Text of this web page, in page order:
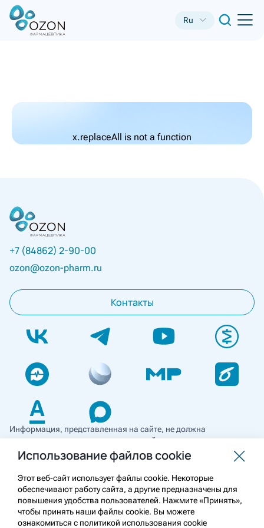
Ru
x.replaceAll is not a function
+7 (84862) 2-90-00
ozon@ozon-pharm.ru
Контакты
Информация, представленная на сайте, не должна
использоваться для самостоятельной диагностики и лечения
и не может служить заменой очной консультации врача. Перед
применением необходимо ознакомиться
с противопоказаниями препарата. Информация
о лекарственных средствах рецептурного отпуска
предназначена для медицинских и фармацевтических
работников.
Использование файлов cookie
Этот веб-сайт использует файлы cookie. Некоторые
обеспечивают работу сайта, а другие предназначены для
повышения удобства пользователей. Нажмите «Принять»,
чтобы принять наши файлы cookie. Вы можете
ознакомиться с политикой использования cookie